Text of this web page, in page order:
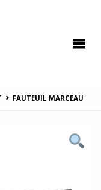
FAUTEUIL MARCEAU